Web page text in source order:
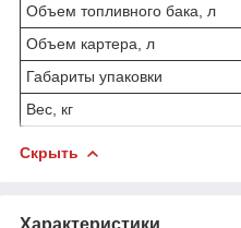
Объем топливного бака, л
Объем картера, л
Габариты упаковки
Вес, кг
Скрыть
Характеристики